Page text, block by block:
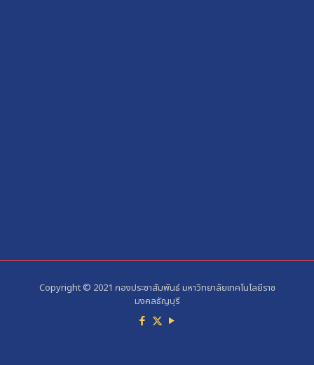
Copyright © 2021 กองประชาสัมพันธ์ มหาวิทยาลัยเทคโนโลยีราช
มงคลธัญบุรี